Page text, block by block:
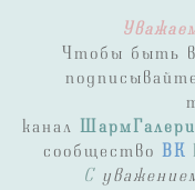
Чтобы быть в
канал ШармГалери
сообщество ВК
С